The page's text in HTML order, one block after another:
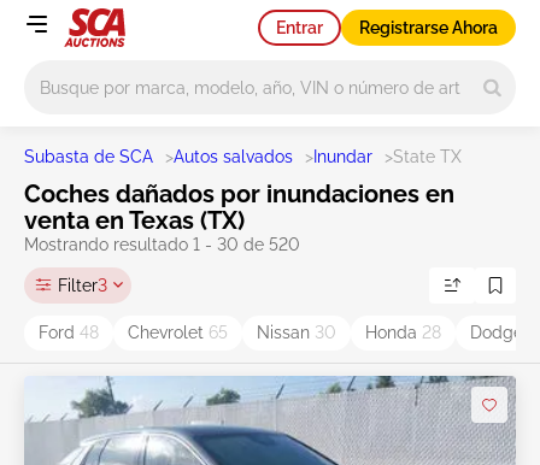
Entrar Registrarse Ahora
Subasta de SCA >Autos salvados > Inundar >State TX
Coches dañados por inundaciones en
venta en Texas (TX)
Mostrando resultado 1 - 30 de 520
Filter3
Ford 48 Chevrolet 65 Nissan 30 Honda 28 Dodge